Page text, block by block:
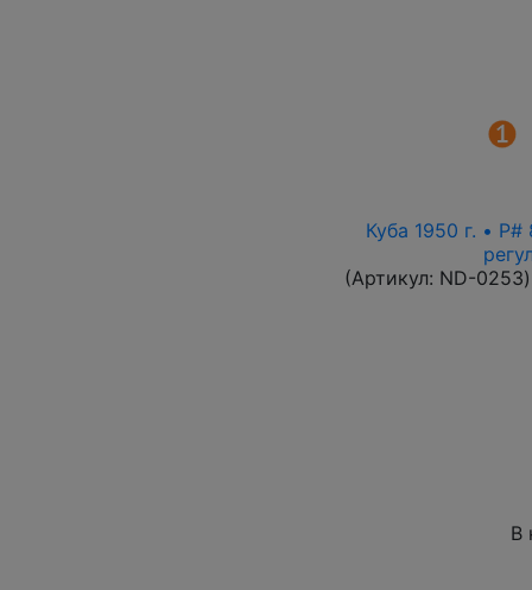
Куба 1950 г. •
(Артикул: ND-0253)
В